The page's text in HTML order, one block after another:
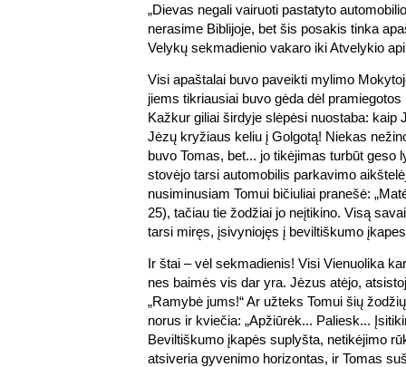
„Dievas negali vairuoti pastatyto
nerasime Biblijoje, bet šis posakis tinka
Velykų sekmadienio vakaro iki Atvelykio
Visi apaštalai buvo paveikti mylimo
jiems tikriausiai buvo gėda dėl
Kažkur giliai širdyje slėpėsi nuostaba: kaip
Jėzų kryžiaus keliu į Golgotą! Niekas
buvo Tomas, bet... jo tikėjimas turbūt geso
stovėjo tarsi automobilis parkavimo
nusiminusiam Tomui bičiuliai pranešė:
25), tačiau tie žodžiai jo neįtikino. Visą
tarsi miręs, įsivyniojęs į beviltiškumo
Ir štai – vėl sekmadienis! Visi Vienuolika
nes baimės vis dar yra. Jėzus atėjo,
„Ramybė jums!“ Ar užteks Tomui šių
norus ir kviečia: „Apžiūrėk... Paliesk...
Beviltiškumo įkapės suplyšta, netikėjimo
atsiveria gyvenimo horizontas, ir Tomas